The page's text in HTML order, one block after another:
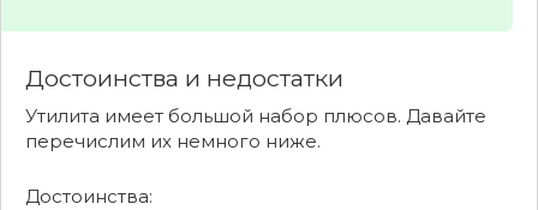
Достоинства и недостатки
Утилита имеет большой набор плюсов. Давайте
перечислим их немного ниже.
Достоинства: